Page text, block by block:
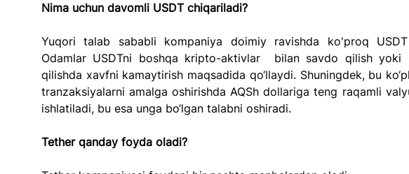
Nima uchun davomli USDT chiqariladi?
Yuqori talab sababli kompaniya doimiy ravishda ko'proq
Odamlar USDTni boshqa kripto-aktivlar  bilan savdo qilish yoki
qilishda xavfni kamaytirish maqsadida qo‘llaydi. Shuningdek, bu
tranzaksiyalarni amalga oshirishda AQSh dollariga teng raqamli
ishlatiladi, bu esa unga bo‘lgan talabni oshiradi.
Tether qanday foyda oladi?